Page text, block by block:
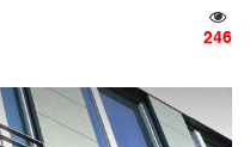
246